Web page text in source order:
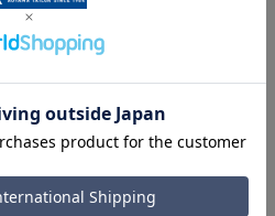
)》 (当社比)
場合がございます。